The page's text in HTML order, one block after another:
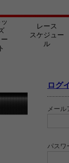
レース
スケジュー
ル
ログ
メール
パスワ